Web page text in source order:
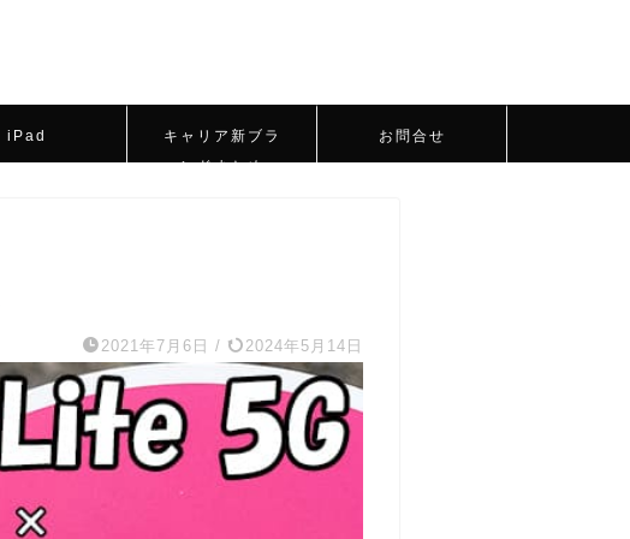
iPad
キャリア新ブラ
ンドまとめ
お問合せ
2021年7月6日 / 2024年5月14日